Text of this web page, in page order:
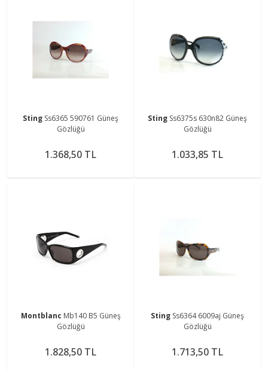
Sting Ss6365 590761 Güneş
Gözlüğü
1.368,50 TL
Sting Ss6375s 630n82 Güneş
Gözlüğü
1.033,85 TL
Montblanc Mb140 B5 Güneş
Gözlüğü
1.828,50 TL
Sting Ss6364 6009aj Güneş
Gözlüğü
1.713,50 TL